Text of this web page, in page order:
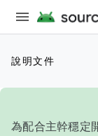
說明文件
為配合主幹穩定